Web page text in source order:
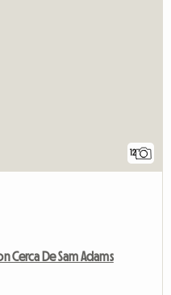
12
Cerca De Sam Adams